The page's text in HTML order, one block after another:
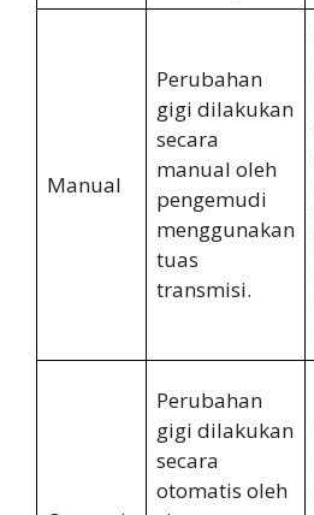
Manual
Perubahan
gigi dilakukan
secara
manual oleh
pengemudi
menggunakan
tuas
transmisi.
Perubahan
gigi dilakukan
secara
otomatis oleh